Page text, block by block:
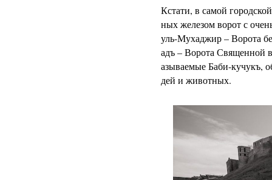
Кстати, в самой
ных железом ворот с
уль-Мухаджир – Ворота
адъ – Ворота Священной
азываемые Баби-кучукъ,
дей и животных.